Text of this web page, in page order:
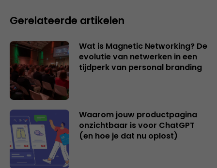
Gerelateerde artikelen
Wat is Magnetic Networking? De
evolutie van netwerken in een
tijdperk van personal branding
Waarom jouw productpagina
onzichtbaar is voor ChatGPT
(en hoe je dat nu oplost)